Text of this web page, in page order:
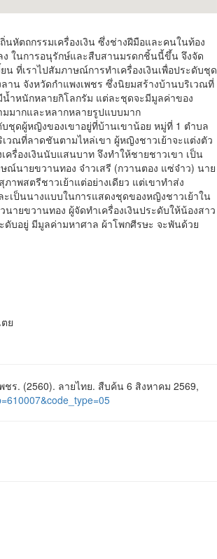
ตถกรรมเครื่องเงิน ซึ่งช่างฝีมือและคนในท้อง
ง ในการอนุรักษ์และสืบสานมรดกชิ้นนี้ขึ้น จึงจัด
น ที่เราไปสัมภาษณ์การทำเครื่องเงินเพื่อประดับชุด
น จังหวัดกำแพงเพชร ซึ่งนิยมสร้างบ้านบริเวณที่
น้ำหนักหลายกิโลกรัม แต่ละชุดจะมีมูลค่าของ
มมากและหลากหลายรูปแบบมาก
ชุดผู้หญิงของเขาอยู่ที่บ้านเขาน้อย หมู่ที่ 1 ตำบล
วณที่ลาดชันตามไหล่เขา ผู้หญิงชาวเย้าจะแต่งตัว
รื่องเงินนับแสนบาท จึงทำให้ชายชาวเขา เป็น
ณ์นายขวานทอง จ๋าวเสรี (กวานตอง แซ่จ๋าว) นาย
าพสตรีชาวเย้าแต่อย่างเดียว แต่เขาทำส่ง
เป็นนางแบบในการแสดงชุดของหญิงชาวเย้าใน
ายขวานทอง ผู้จัดทำเครื่องเงินประดับให้น้องสาว
ดับอยู่ มีมูลค่ามหาศาล ผ้าโพกศีรษะ จะพันด้วย
ย
ร. (2560). ลายไทย. สืบค้น 6 สิงหาคม 2569,